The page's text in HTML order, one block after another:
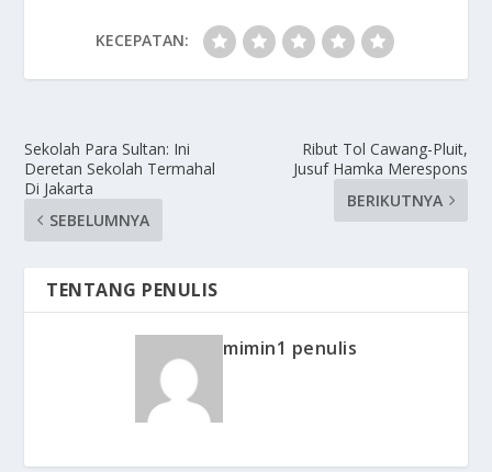
KECEPATAN:
Sekolah Para Sultan: Ini
Deretan Sekolah Termahal
Di Jakarta
SEBELUMNYA
Ribut Tol Cawang-Pluit,
Jusuf Hamka Merespons
BERIKUTNYA
TENTANG PENULIS
mimin1 penulis